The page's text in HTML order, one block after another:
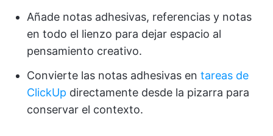
Añade notas adhesivas, referencias y notas
en todo el lienzo para dejar espacio al
pensamiento creativo.
Convierte las notas adhesivas en tareas de
ClickUp directamente desde la pizarra para
conservar el contexto.